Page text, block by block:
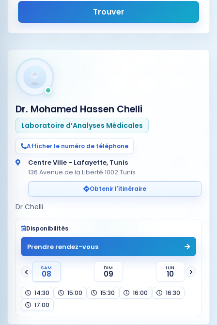
Trouver
Dr. Mohamed Hassen Chelli
Laboratoire d’Analyses Médicales
Afficher le numéro de téléphone
Centre Ville - Lafayette, Tunis
136 Avenue de la Liberté 1002 Tunis
Obtenir l'itinéraire
Dr Chelli
Disponibilités
Prendre rendez-vous
SAM.
08
DIM.
09
LUN.
10
14:30 15:00 15:30 16:00
16:30
17:00